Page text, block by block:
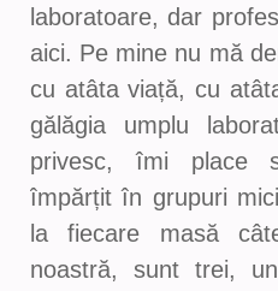
laboratoare, dar
aici. Pe mine nu mă
cu atâta viață, cu
gălăgia umplu
privesc, îmi place
împărțit în grupuri
la fiecare masă
noastră, sunt trei,